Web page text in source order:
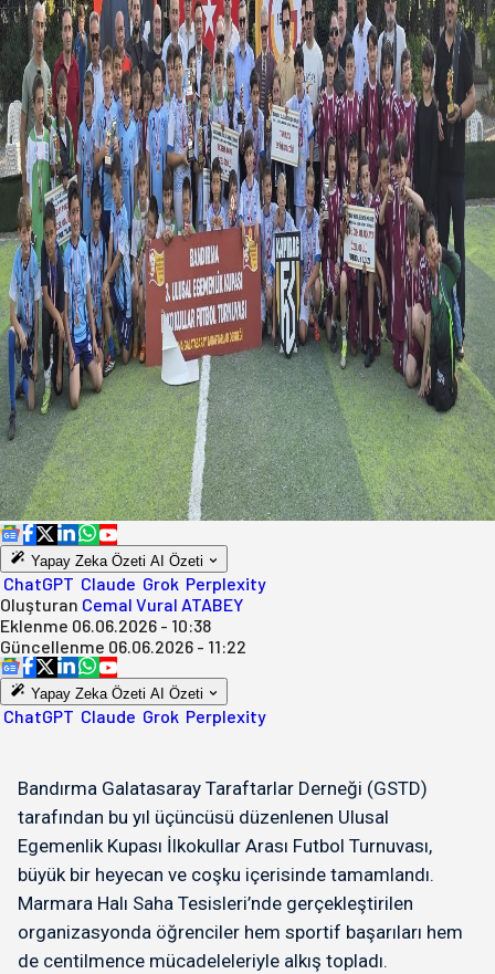
Yapay Zeka Özeti AI Özeti
ChatGPT Claude Grok Perplexity
Oluşturan Cemal Vural ATABEY
Eklenme 06.06.2026 - 10:38
Güncellenme 06.06.2026 - 11:22
Yapay Zeka Özeti AI Özeti
ChatGPT Claude Grok Perplexity
Bandırma Galatasaray Taraftarlar Derneği (GSTD)
tarafından bu yıl üçüncüsü düzenlenen Ulusal
Egemenlik Kupası İlkokullar Arası Futbol Turnuvası,
büyük bir heyecan ve coşku içerisinde tamamlandı.
Marmara Halı Saha Tesisleri’nde gerçekleştirilen
organizasyonda öğrenciler hem sportif başarıları hem
de centilmence mücadeleleriyle alkış topladı.